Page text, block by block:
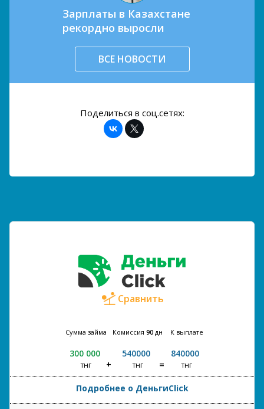
Зарплаты в Казахстане
рекордно выросли
ВСЕ НОВОСТИ
Поделиться в соц.сетях:
Сравнить
Сумма займа
300 000
тнг
Комиссия 90 дн
540000
тнг
К выплате
840000
тнг
Подробнее о ДеньгиClick